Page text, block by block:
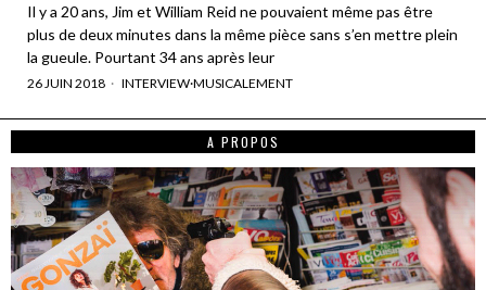
Il y a 20 ans, Jim et William Reid ne pouvaient même pas être
plus de deux minutes dans la même pièce sans s’en mettre plein
la gueule. Pourtant 34 ans après leur
26 JUIN 2018 INTERVIEW·MUSICALEMENT
A PROPOS